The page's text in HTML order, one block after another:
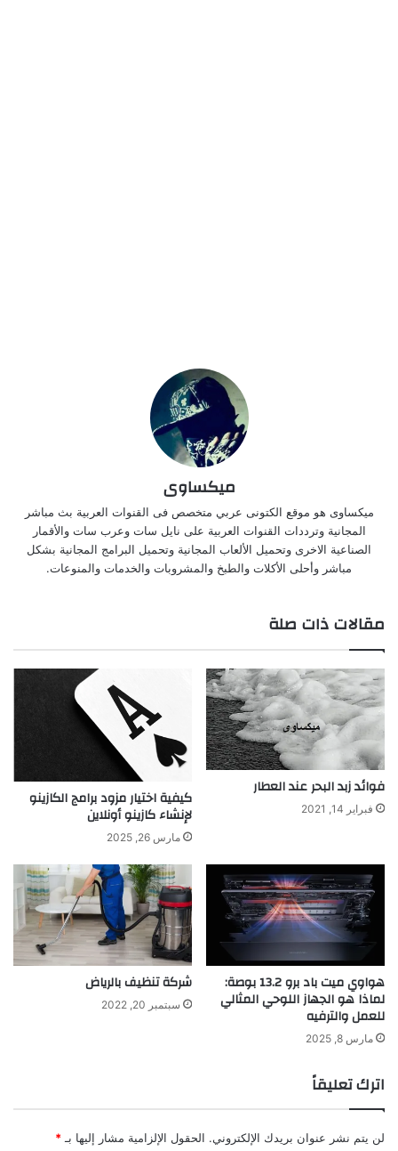
ميكساوى
ميكساوى هو موقع الكتونى عربي متخصص فى القنوات العربية بث مباشر
المجانية وترددات القنوات العربية على نايل سات وعرب سات والأقمار
الصناعية الاخرى وتحميل الألعاب المجانية وتحميل البرامج المجانية بشكل
مباشر وأحلى الأكلات والطبخ والمشروبات والخدمات والمنوعات.
مقالات ذات صلة
فوائد زبد البحر عند العطار
فبراير 14, 2021 كيفية اختيار مزود برامج الكازينو
لإنشاء كازينو أونلاين
مارس 26, 2025
هواوي ميت باد برو 13.2 بوصة:
لماذا هو الجهاز اللوحي المثالي
للعمل والترفيه
مارس 8, 2025
شركة تنظيف بالرياض
سبتمبر 20, 2022
اترك تعليقاً
لن يتم نشر عنوان بريدك الإلكتروني. الحقول الإلزامية مشار إليها بـ *